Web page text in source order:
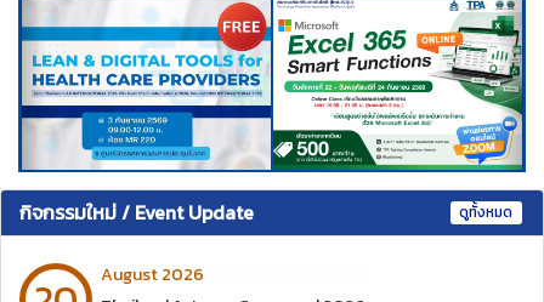
กิจกรรมใหม่ / Event Update ดูทั้งหมด
August 2026